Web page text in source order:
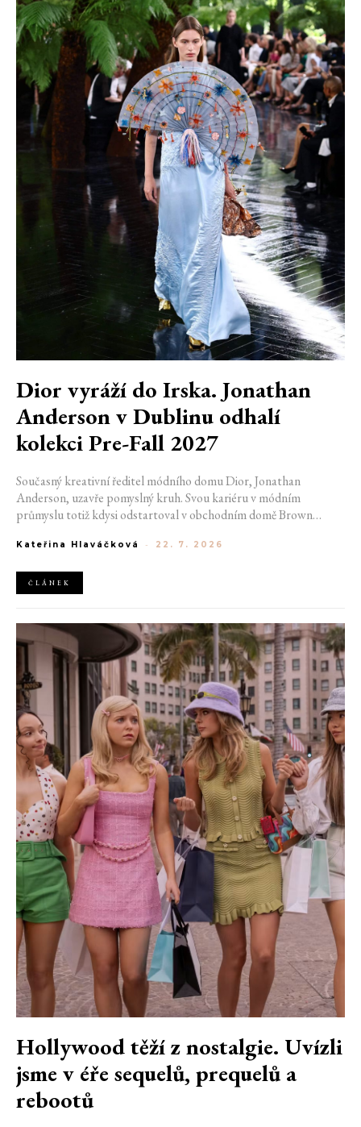
Dior vyráží do Irska. Jonathan
Anderson v Dublinu odhalí
kolekci Pre-Fall 2027
Současný kreativní ředitel módního domu Dior, Jonathan
Anderson, uzavře pomyslný kruh. Svou kariéru v módním
průmyslu totiž kdysi odstartoval v obchodním domě Brown
jedné z největších luxusních značek světa. V prosinci totiž v
Fall 2027.
Kateřina Hlaváčková - 22. 7. 2026
ČLÁNEK
Hollywood těží z nostalgie. Uvízli
jsme v éře sequelů, prequelů a
rebootů